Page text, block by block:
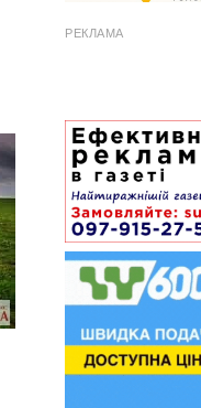
РЕКЛАМА